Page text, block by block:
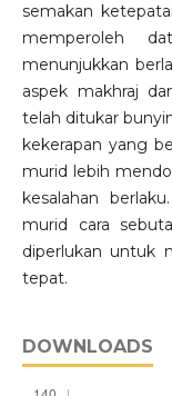
semakan
memperoleh
menunjukkan
aspek makhraj
telah ditukar
kekerapan yang
murid lebih
kesalahan
murid cara
diperlukan untuk
tepat.
DOWNLOADS